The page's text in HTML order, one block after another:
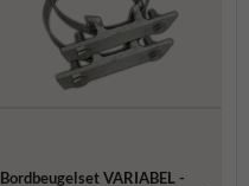
Bordbeugelset VARIABEL -